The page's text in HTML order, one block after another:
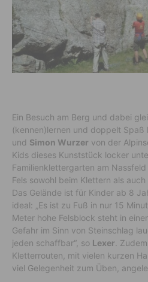
Ein Besuch am Berg und dabei
(kennen)lernen und doppelt Spaß
und Simon Wurzer von der
Kids dieses Kunststück locker
Familienklettergarten am
Fels sowohl beim Klettern als
Das Gelände ist für Kinder ab 8
ideal: „Es ist zu Fuß in nur 15
Meter hohe Felsblock steht in
Gefahr im Sinn von Steinschlag
jeden schaffbar“, so Lexer .
Kletterrouten, mit vielen kurzen
viel Gelegenheit zum Üben,